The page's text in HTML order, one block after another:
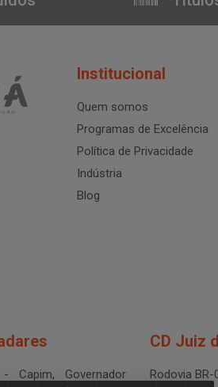
Institucional
Quem somos
Programas de Excelência
Política de Privacidade
Indústria
Blog
Governador
CD Juiz
Rodovia